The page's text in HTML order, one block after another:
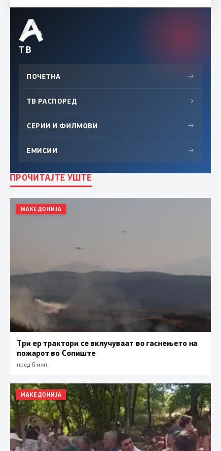
ТВ
ПОЧЕТНА →
ТВ РАСПОРЕД →
СЕРИИ И ФИЛМОВИ →
ЕМИСИИ →
ПРОЧИТАЈТЕ УШТЕ
МАКЕДОНИЈА
Три ер трактори се вклучуваат во гаснењето на
пожарот во Сопиште
пред 6 мин.
МАКЕДОНИЈА